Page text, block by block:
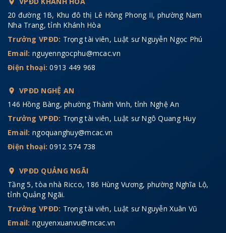
20 đường 1B, Khu đô thị Lê Hồng Phong II, phường Nam
Nha Trang, tỉnh Khánh Hòa
Trưởng VPĐD: Trọng tài viên, Luật sư Nguyễn Ngọc Phú
Email: nguyenngocphu@mcac.vn
Điện thoại:0913 449 968
VPĐD NGHỆ AN
146 Hồng Bàng, phường Thành Vinh, tỉnh Nghệ An
Trưởng VPĐD: Trọng tài viên, Luật sư Ngô Quang Huy
Email: ngoquanghuy@mcac.vn
Điện thoại:0912 574 738
VPĐD QUẢNG NGÃI
Tầng 5, tòa nhà Ricco, 186 Hùng Vương, phường Nghĩa Lộ,
tỉnh Quảng Ngãi.
Trưởng VPĐD: Trọng tài viên, Luật sư Nguyễn Xuân Vũ
Email: nguyenxuanvu@mcac.vn